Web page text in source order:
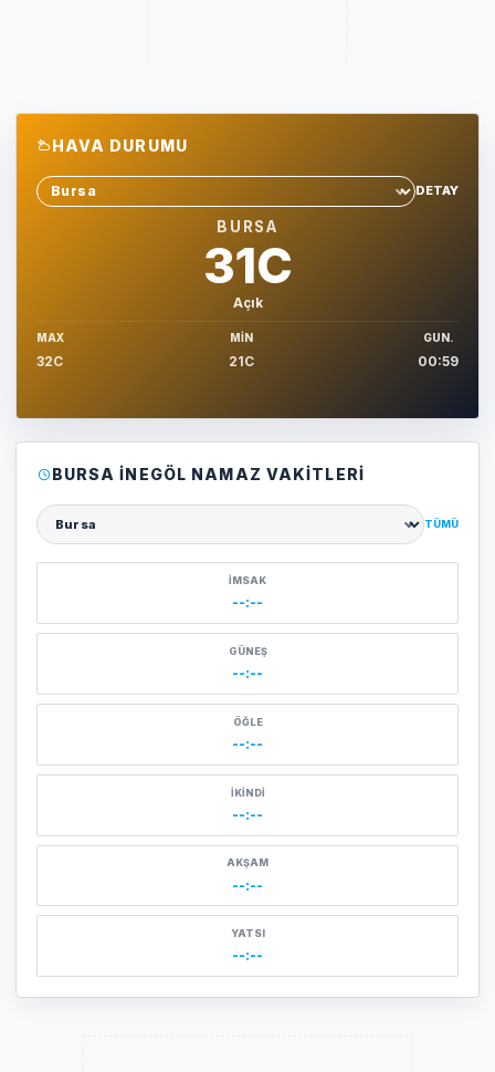
HAVA DURUMU
Sehir sec
DETAY
BURSA
31C
Açık
MAX
32C
MIN
21C
GUN.
00:59
BURSA İNEGÖL NAMAZ VAKITLERI
Şehir seçin
TÜMÜ
İMSAK
--:--
GÜNEŞ
--:--
ÖĞLE
--:--
İKINDI
--:--
AKŞAM
--:--
YATSI
--:--